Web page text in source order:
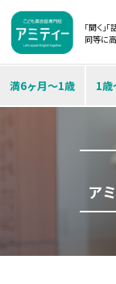
「聞く」
同等に
満6ヶ月～1歳 1歳
ア